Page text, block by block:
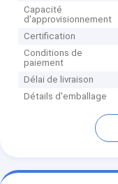
Capacité
d'approvisionnement
Certification
Conditions de
paiement
Délai de livraison
Détails d'emballage